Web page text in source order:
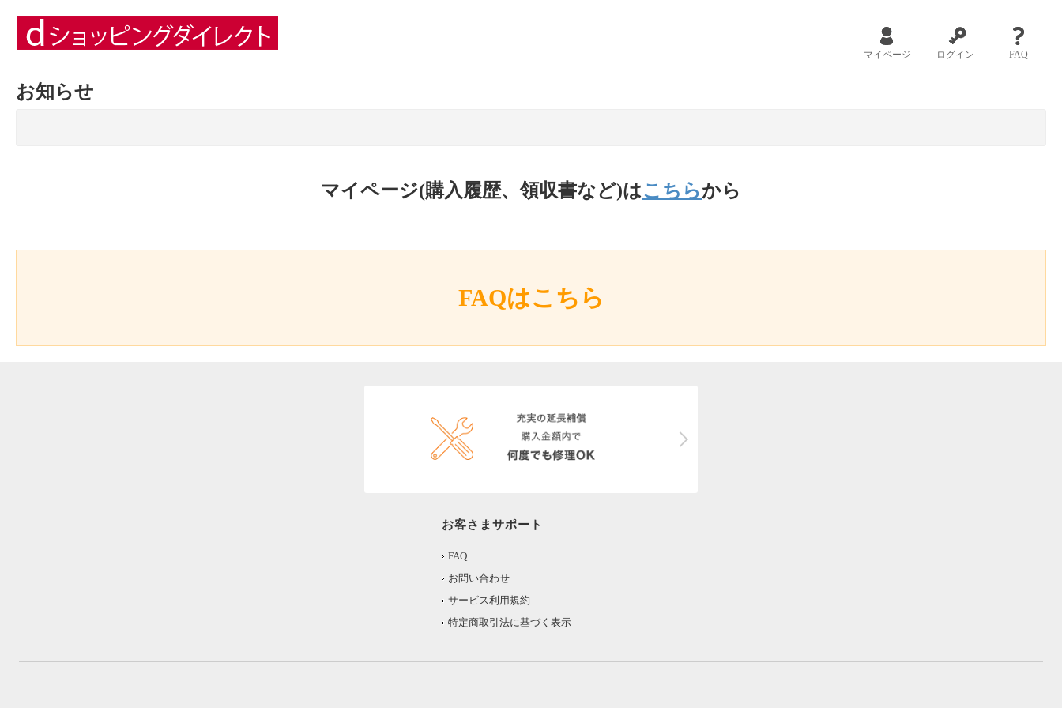
マイページ ログイン FAQ
お知らせ
マイページ(購入履歴、領収書など)はこちらから
FAQはこちら
お客さまサポート
FAQ
お問い合わせ
サービス利用規約
特定商取引法に基づく表示